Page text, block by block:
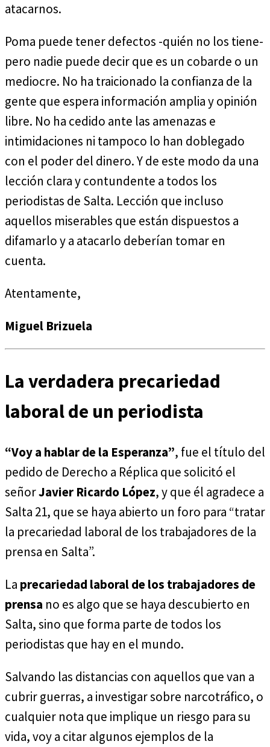
atacarnos.
Poma puede tener defectos -quién no los tiene-
pero nadie puede decir que es un cobarde o un
mediocre. No ha traicionado la confianza de la
gente que espera información amplia y opinión
libre. No ha cedido ante las amenazas e
intimidaciones ni tampoco lo han doblegado
con el poder del dinero. Y de este modo da una
lección clara y contundente a todos los
periodistas de Salta. Lección que incluso
aquellos miserables que están dispuestos a
difamarlo y a atacarlo deberían tomar en
cuenta.
Atentamente,
Miguel Brizuela
La verdadera precariedad
laboral de un periodista
“Voy a hablar de la Esperanza”, fue el título del
pedido de Derecho a Réplica que solicitó el
señorJavier Ricardo López, y que él agradece a
Salta 21, que se haya abierto un foro para “tratar
la precariedad laboral de los trabajadores de la
prensa en Salta”.
La precariedad laboral de los trabajadores de
prensa no es algo que se haya descubierto en
Salta, sino que forma parte de todos los
periodistas que hay en el mundo.
Salvando las distancias con aquellos que van a
cubrir guerras, a investigar sobre narcotráfico, o
cualquier nota que implique un riesgo para su
vida, voy a citar algunos ejemplos de la